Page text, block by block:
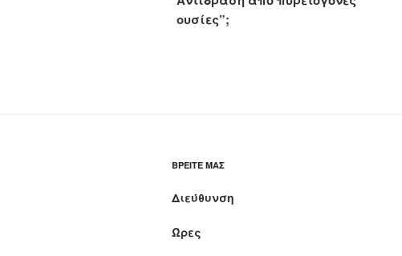
ουσίες”;
ΒΡΕΊΤΕ ΜΑΣ
Διεύθυνση
Ώρες